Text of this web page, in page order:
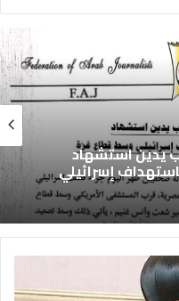
يدين استشهاد
إسرائيلي